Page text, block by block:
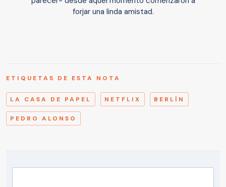
forjar una linda amistad.
ETIQUETAS DE ESTA NOTA
LA CASA DE PAPEL NETFLIX BERLÍN
PEDRO ALONSO